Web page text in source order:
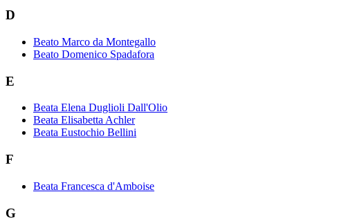
D
Beato Marco da Montegallo
Beato Domenico Spadafora
E
Beata Elena Duglioli Dall'Olio
Beata Elisabetta Achler
Beata Eustochio Bellini
F
Beata Francesca d'Amboise
G